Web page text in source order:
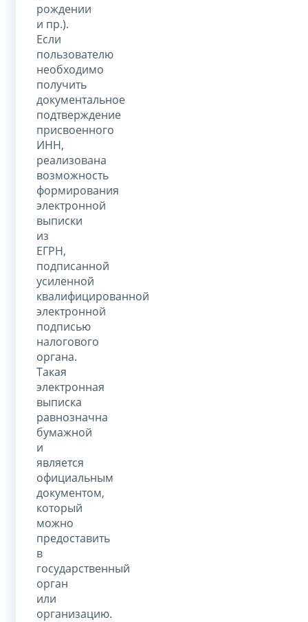
рождении
и пр.).
Если
пользователю
необходимо
получить
документальное
подтверждение
присвоенного
ИНН,
реализована
возможность
формирования
электронной
выписки
из
ЕГРН,
подписанной
усиленной
квалифицированной
электронной
подписью
налогового
органа.
Такая
электронная
выписка
равнозначна
бумажной
и
является
официальным
документом,
который
можно
предоставить
в
государственный
орган
или
организацию.